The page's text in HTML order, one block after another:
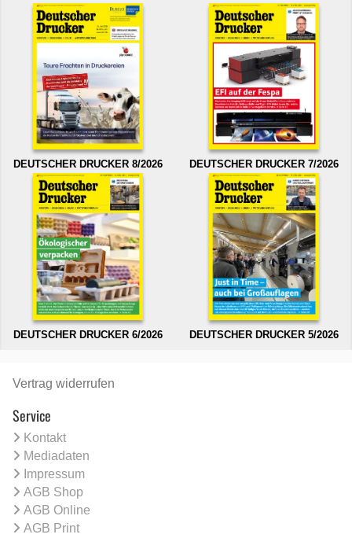
DEUTSCHER DRUCKER 8/2026 DEUTSCHER DRUCKER 7/2026
DEUTSCHER DRUCKER 6/2026 DEUTSCHER DRUCKER 5/2026
Vertrag widerrufen
Service
Kontakt
Mediadaten
Impressum
AGB Shop
AGB Online
AGB Print